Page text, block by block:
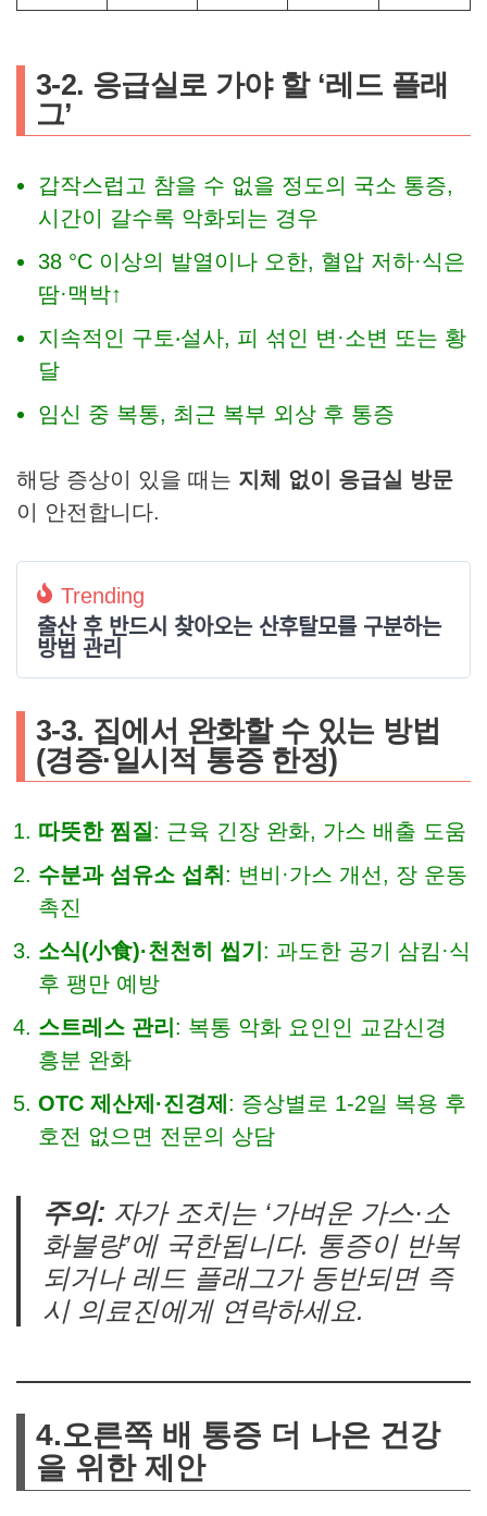
3-2. 응급실로 가야 할 ‘레드 플래
그’
갑작스럽고 참을 수 없을 정도의 국소 통증,
시간이 갈수록 악화되는 경우
38 °C 이상의 발열이나 오한, 혈압 저하·식은
땀·맥박↑
지속적인 구토‧설사, 피 섞인 변·소변 또는 황
달
임신 중 복통, 최근 복부 외상 후 통증
해당 증상이 있을 때는 지체 없이 응급실 방문
이 안전합니다.
Trending
출산 후 반드시 찾아오는 산후탈모를 구분하는
방법 관리
3-3. 집에서 완화할 수 있는 방법
(경증·일시적 통증 한정)
따뜻한 찜질 : 근육 긴장 완화, 가스 배출 도움
수분과 섬유소 섭취 : 변비·가스 개선, 장 운동
촉진
소식(小食)·천천히 씹기 : 과도한 공기 삼킴·식
후 팽만 예방
스트레스 관리 : 복통 악화 요인인 교감신경
흥분 완화
OTC 제산제·진경제 : 증상별로 1-2일 복용 후
호전 없으면 전문의 상담
주의: 자가 조치는 ‘가벼운 가스·소
화불량’에 국한됩니다. 통증이 반복
되거나 레드 플래그가 동반되면 즉
시 의료진에게 연락하세요.
4.오른쪽 배 통증 더 나은 건강
을 위한 제안